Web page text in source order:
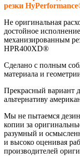
резки
Не оригинальная
достойное
механизированным
HPR400XD®
Сделано с полным
материала и
Прекрасный вариант
альтернативу
Мы не пытаемся
копии за
разумный и
и высоко оценивая
производителей